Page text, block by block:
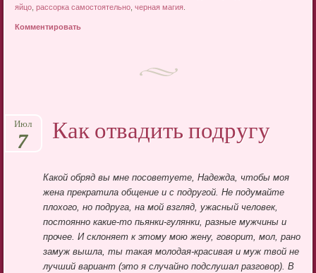
яйцо ,рассорка самостоятельно ,черная магия
Комментировать
Как отвадить подругу
Июл
7
Какой обряд вы мне посоветуете, Надежда, чтобы моя
жена прекратила общение и с подругой. Не подумайте
плохого, но подруга, на мой взгляд, ужасный человек,
постоянно какие-то пьянки-гулянки, разные мужчины и
прочее. И склоняет к этому мою жену, говорит, мол, рано
замуж вышла, ты такая молодая-красивая и муж твой не
лучший вариант (это я случайно подслушал разговор). В